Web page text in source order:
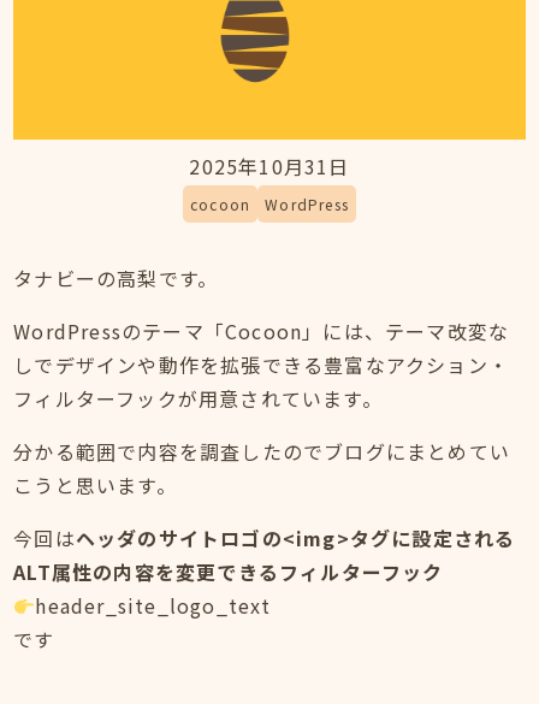
2025年10月31日
cocoon WordPress
タナビーの高梨です。
WordPressのテーマ「Cocoon」には、テーマ改変な
しでデザインや動作を拡張できる豊富なアクション・
フィルターフックが用意されています。
分かる範囲で内容を調査したのでブログにまとめてい
こうと思います。
今回はヘッダのサイトロゴの<img>タグに設定される
ALT属性の内容を変更できるフィルターフック
header_site_logo_text
です